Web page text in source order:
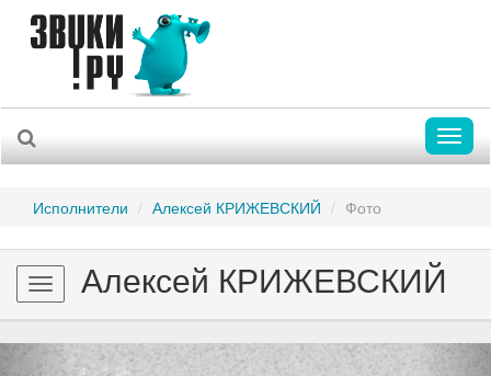
Исполнители Алексей КРИЖЕВСКИЙ Фото
Toggle
navigation
Алексей КРИЖЕВСКИЙ
Previous